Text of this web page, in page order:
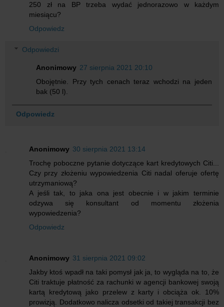
250 zł na BP trzeba wydać jednorazowo w każdym
miesiącu?
Odpowiedz
Odpowiedzi
Anonimowy 27 sierpnia 2021 20:10
Obojętnie. Przy tych cenach teraz wchodzi na jeden
bak (50 l).
Odpowiedz
Anonimowy 30 sierpnia 2021 13:14
Trochę poboczne pytanie dotyczące kart kredytowych Citi...
Czy przy złożeniu wypowiedzenia Citi nadal oferuje ofertę
utrzymaniową?
A jeśli tak, to jaka ona jest obecnie i w jakim terminie
odzywa się konsultant od momentu złożenia
wypowiedzenia?
Odpowiedz
Anonimowy 31 sierpnia 2021 09:02
Jakby ktoś wpadł na taki pomysł jak ja, to wygląda na to, że
Citi traktuje płatność za rachunki w agencji bankowej swoją
kartą kredytową jako przelew z karty i obciąża ok. 10%
prowizją. Dodatkowo nalicza odsetki od takiej transakcji bez